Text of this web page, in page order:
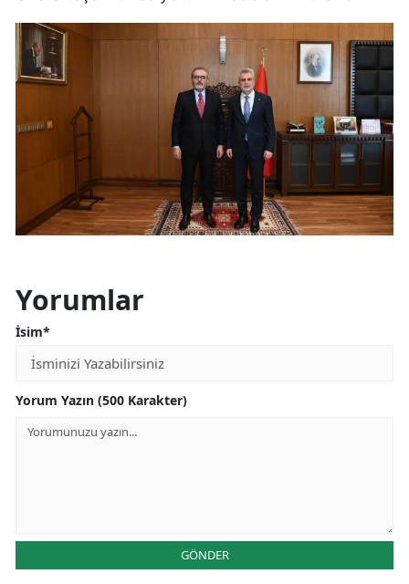
Yorumlar
İsim*
Yorum Yazın (500 Karakter)
GÖNDER